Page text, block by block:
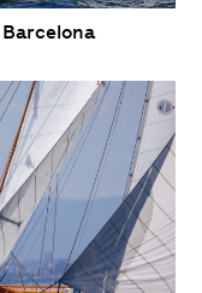
Barcelona